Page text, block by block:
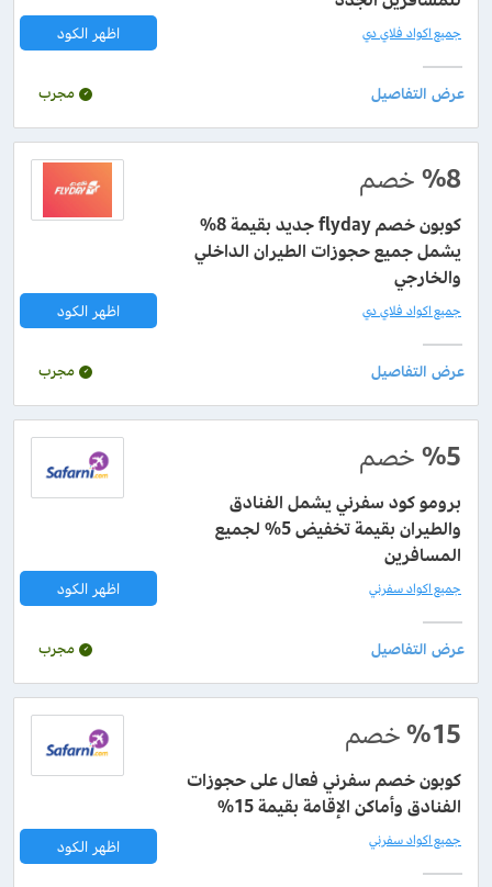
اظهر الكود جميع اكواد فلاي دي
مجرب
%8خصم
كوبون خصم flyday جديد بقيمة 8%
يشمل جميع حجوزات الطيران الداخلي
والخارجي
اظهر الكود جميع اكواد فلاي دي
مجرب
%5خصم
برومو كود سفرني يشمل الفنادق
والطيران بقيمة تخفيض 5% لجميع
المسافرين
اظهر الكود جميع اكواد سفرني
مجرب
%15خصم
كوبون خصم سفرني فعال على حجوزات
الفنادق وأماكن الإقامة بقيمة 15%
اظهر الكود جميع اكواد سفرني